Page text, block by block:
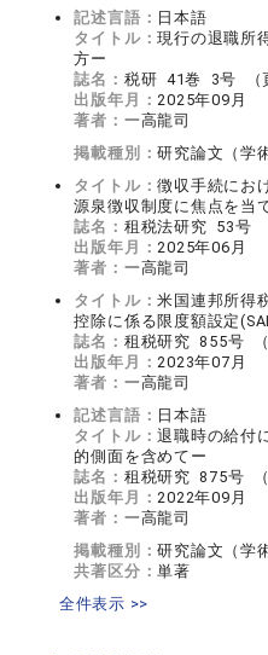
記述言語： 日本語
タイトル：現行の退職所
方ー
誌名： 税研 41巻 3号 （
出版年月：2025年09月
著者： 一高龍司
掲載種別：研究論文（学
タイトル：徴収手続にお
源泉徴収制度に焦点を当
誌名： 租税法研究 53号
出版年月：2025年06月
著者： 一高龍司
タイトル：米国連邦所得
控除に係る限度額設定
誌名： 租税研究 855号 （
出版年月：2023年07月
著者： 一高龍司
記述言語： 日本語
タイトル：退職時の給付
的側面を含めてー
誌名： 租税研究 875号 （
出版年月：2022年09月
著者： 一高龍司
掲載種別：研究論文（学
共著区分：単著
全件表示 >>